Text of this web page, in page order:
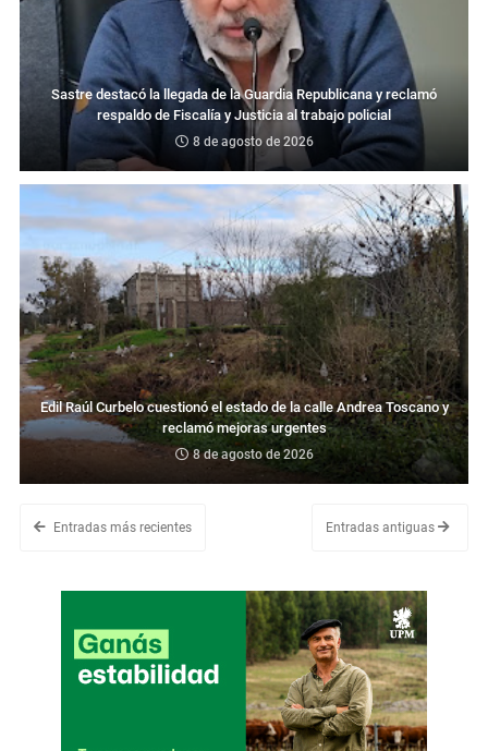
Sastre destacó la llegada de la Guardia Republicana y reclamó
respaldo de Fiscalía y Justicia al trabajo policial
8 de agosto de 2026
Edil Raúl Curbelo cuestionó el estado de la calle Andrea Toscano y
reclamó mejoras urgentes
8 de agosto de 2026
Entradas más recientes Entradas antiguas